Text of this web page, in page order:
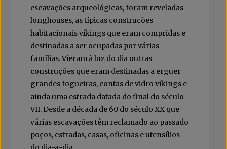
escavações arqueológicas, foram reveladas
longhouses, as típicas construções
habitacionais vikings que eram compridas e
destinadas a ser ocupadas por várias
famílias. Vieram à luz do dia outras
construções que eram destinadas a erguer
grandes fogueiras, contas de vidro vikings e
ainda uma estrada datada do final do século
VII. Desde a década de 60 do século XX que
várias escavações têm reclamado ao passado
poços, estradas, casas, oficinas e utensílios